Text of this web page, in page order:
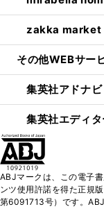
zakka market
その他WEBサー
集英社アドナビ
集英社エディ
ABJマークは、この電子
ンツ使用許諾を得た正規
第6091713号）です。